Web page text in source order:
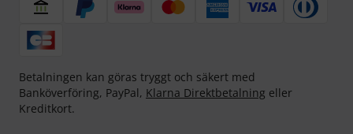
Betalningen kan göras tryggt och säkert med
Banköverföring, PayPal, Klarna Direktbetalning eller
Kreditkort.